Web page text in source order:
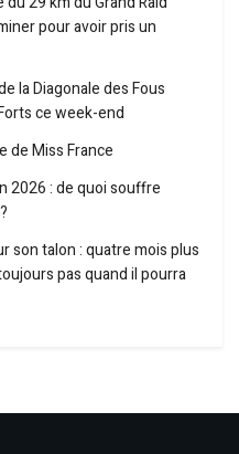
pour avoir pris un
la Diagonale des Fous
ce week-end
de Miss France
2026 : de quoi souffre
son talon : quatre mois plus
pas quand il pourra